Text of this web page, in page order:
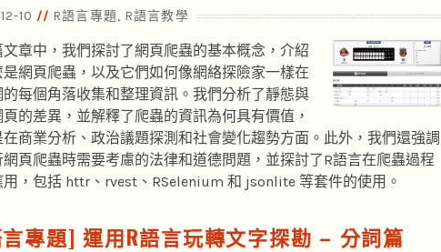
10 R語言專題, R語言教學
章中，我們探討了網頁爬蟲的基本概念，介紹
是網頁爬蟲，以及它們如何像網絡探險家一樣在
的每個角落收集和整理資訊。我們分析了靜態與
的差異，並解釋了爬蟲的資訊為何具有價值，
商業分析、政治議題探測和社會變化趨勢方面。此外，我們還強調
網頁爬蟲時需要考慮的法律和道德問題，並探討了R語言在爬蟲過程
用，包括 httr、rvest、RSelenium 和 jsonlite 等套件的使用。
專題] 運用R語言玩轉文字探勘 – 分詞篇